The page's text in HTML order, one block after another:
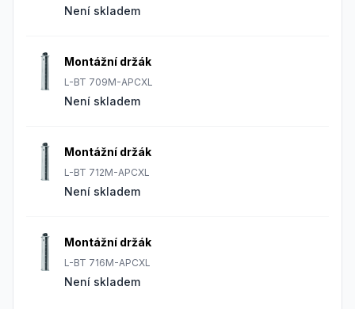
Není skladem
Montážní držák
L-BT 709M-APCXL
Není skladem
Montážní držák
L-BT 712M-APCXL
Není skladem
Montážní držák
L-BT 716M-APCXL
Není skladem